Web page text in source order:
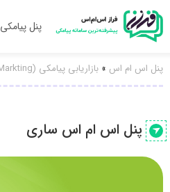
پنل پیامکی
پنل اس ام اس » بازاریابی پیامکی (SMS Markting)
پنل اس ام اس ساری